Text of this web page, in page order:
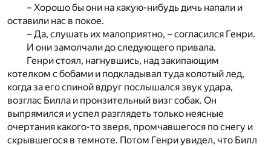
– Хорошо бы они на какую-нибудь дичь напали и
оставили нас в покое.
– Да, слушать их малоприятно, – согласился Генри.
И они замолчали до следующего привала.
Генри стоял, нагнувшись, над закипающим
котелком с бобами и подкладывал туда колотый лед,
когда за его спиной вдруг послышался звук удара,
возглас Билла и пронзительный визг собак. Он
выпрямился и успел разглядеть только неясные
очертания какого-то зверя, промчавшегося по снегу и
скрывшегося в темноте. Потом Генри увидел, что Билл